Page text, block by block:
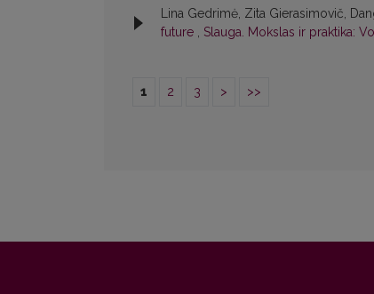
Lina Gedrimė, Zita Gierasimovič,
future , Slauga. Mokslas ir praktika:
1 2 3 > >>